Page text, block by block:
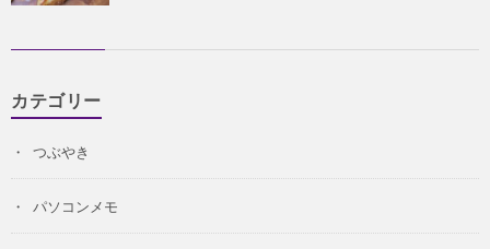
カテゴリー
つぶやき
パソコンメモ